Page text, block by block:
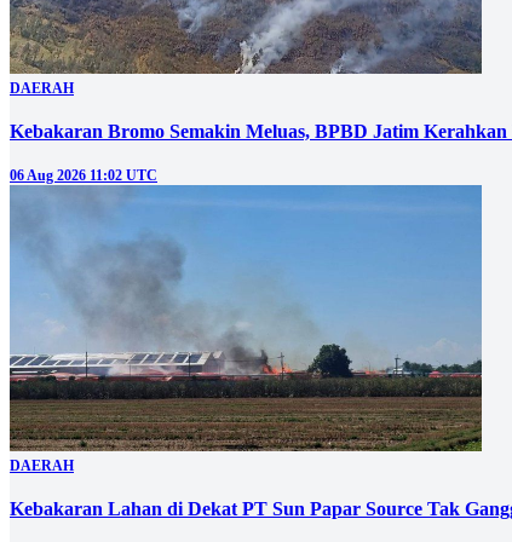
DAERAH
Kebakaran Bromo Semakin Meluas, BPBD Jatim
06 Aug 2026 11:02 UTC
DAERAH
Kebakaran Lahan di Dekat PT Sun Papar Source Tak